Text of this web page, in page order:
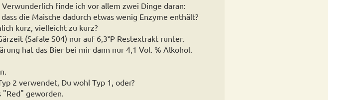
finde ich vor allem zwei Dinge daran:
die Maische dadurch etwas wenig Enzyme enthält?
kurz, vielleicht zu kurz?
(Safale S04) nur auf 6,3°P Restextrakt runter.
hat das Bier bei mir dann nur 4,1 Vol. % Alkohol.
2 verwendet, Du wohl Typ 1, oder?
"Red" geworden.